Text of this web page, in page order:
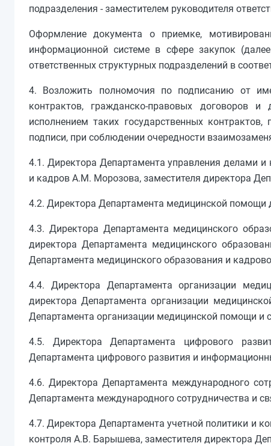
подразделения - заместителем руководителя
Оформление документа о приемке,
информационной системе в сфере закупок
ответственных структурных подразделений в
4. Возложить полномочия по подписанию от
контрактов, гражданско-правовых договоров
исполнением таких государственных
подписи, при соблюдении очередности
4.1. Директора Департамента управления делами
и кадров А.М. Морозова, заместителя директора
4.2. Директора Департамента медицинской
4.3. Директора Департамента медицинского
директора Департамента медицинского
Департамента медицинского образования и
4.4. Директора Департамента организации
директора Департамента организации
Департамента организации медицинской помощи и
4.5. Директора Департамента цифрового
Департамента цифрового развития и
4.6. Директора Департамента международного
Департамента международного сотрудничества и
4.7. Директора Департамента учетной политики и
контроля А.В. Барышева, заместителя директора